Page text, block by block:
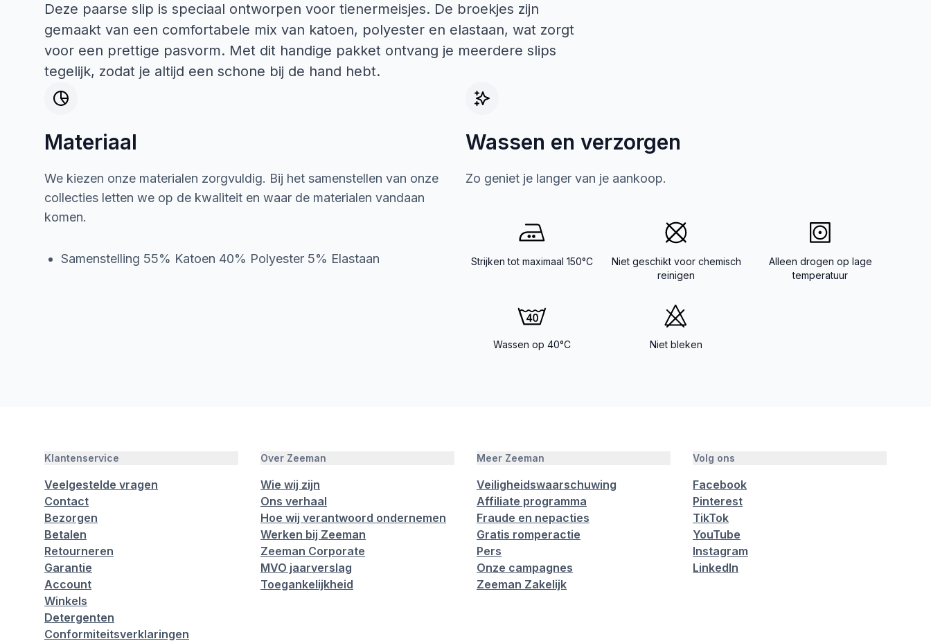
Deze paarse slip is speciaal ontworpen voor tienermeisjes. De broekjes zijn
gemaakt van een comfortabele mix van katoen, polyester en elastaan, wat zorgt
voor een prettige pasvorm. Met dit handige pakket ontvang je meerdere slips
tegelijk, zodat je altijd een schone bij de hand hebt.
Materiaal
We kiezen onze materialen zorgvuldig. Bij het samenstellen van onze
collecties letten we op de kwaliteit en waar de materialen vandaan
komen.
Samenstelling 55% Katoen 40% Polyester 5% Elastaan
Wassen en verzorgen
Zo geniet je langer van je aankoop.
Strijken tot maximaal 150°C
Niet geschikt voor chemisch
reinigen
Alleen drogen op lage
temperatuur
Wassen op 40°C Niet bleken
Klantenservice
Veelgestelde vragen
Contact
Bezorgen
Betalen
Retourneren
Garantie
Account
Winkels
Detergenten
Conformiteitsverklaringen
Over Zeeman
Wie wij zijn
Ons verhaal
Hoe wij verantwoord ondernemen
Werken bij Zeeman
Zeeman Corporate
MVO jaarverslag
Toegankelijkheid
Meer Zeeman
Veiligheidswaarschuwing
Affiliate programma
Fraude en nepacties
Gratis romperactie
Pers
Onze campagnes
Zeeman Zakelijk
Volg ons
Facebook
Pinterest
TikTok
YouTube
Instagram
LinkedIn